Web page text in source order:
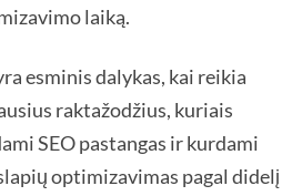
laiką.
esminis dalykas, kai reikia
raktažodžius, kuriais
SEO pastangas ir kurdami
optimizavimas pagal didelį